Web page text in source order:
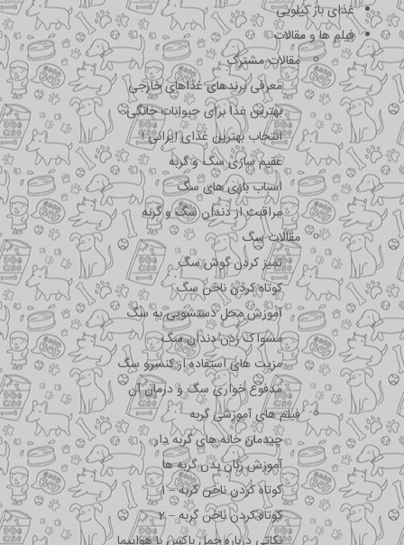
غذای باز کیلویی
فیلم ها و مقالات
مقالات مشترک
معرفی برندهای غذاهای خارجی
بهترین غذا برای حیوانات خانگی
انتخاب بهترین غذای ایرانی !
عقیم سازی سگ و گربه
اسباب بازی های سگ
مراقبت از دندان سگ و گربه
مقالات سگ
تمیز کردن گوش سگ
کوتاه کردن ناخن سگ
آموزش محل دستشویی به سگ
مسواک زدن دندان سگ
مزیت های استفاده از کنسرو سگ
مدفوع خواری سگ و درمان آن
فیلم های آموزشی گربه
چیدمان خانه های گربه دار
آموزش زبان بدن گربه ها
کوتاه کردن ناخن گربه – 1
کوتاه کردن ناخن گربه – 2